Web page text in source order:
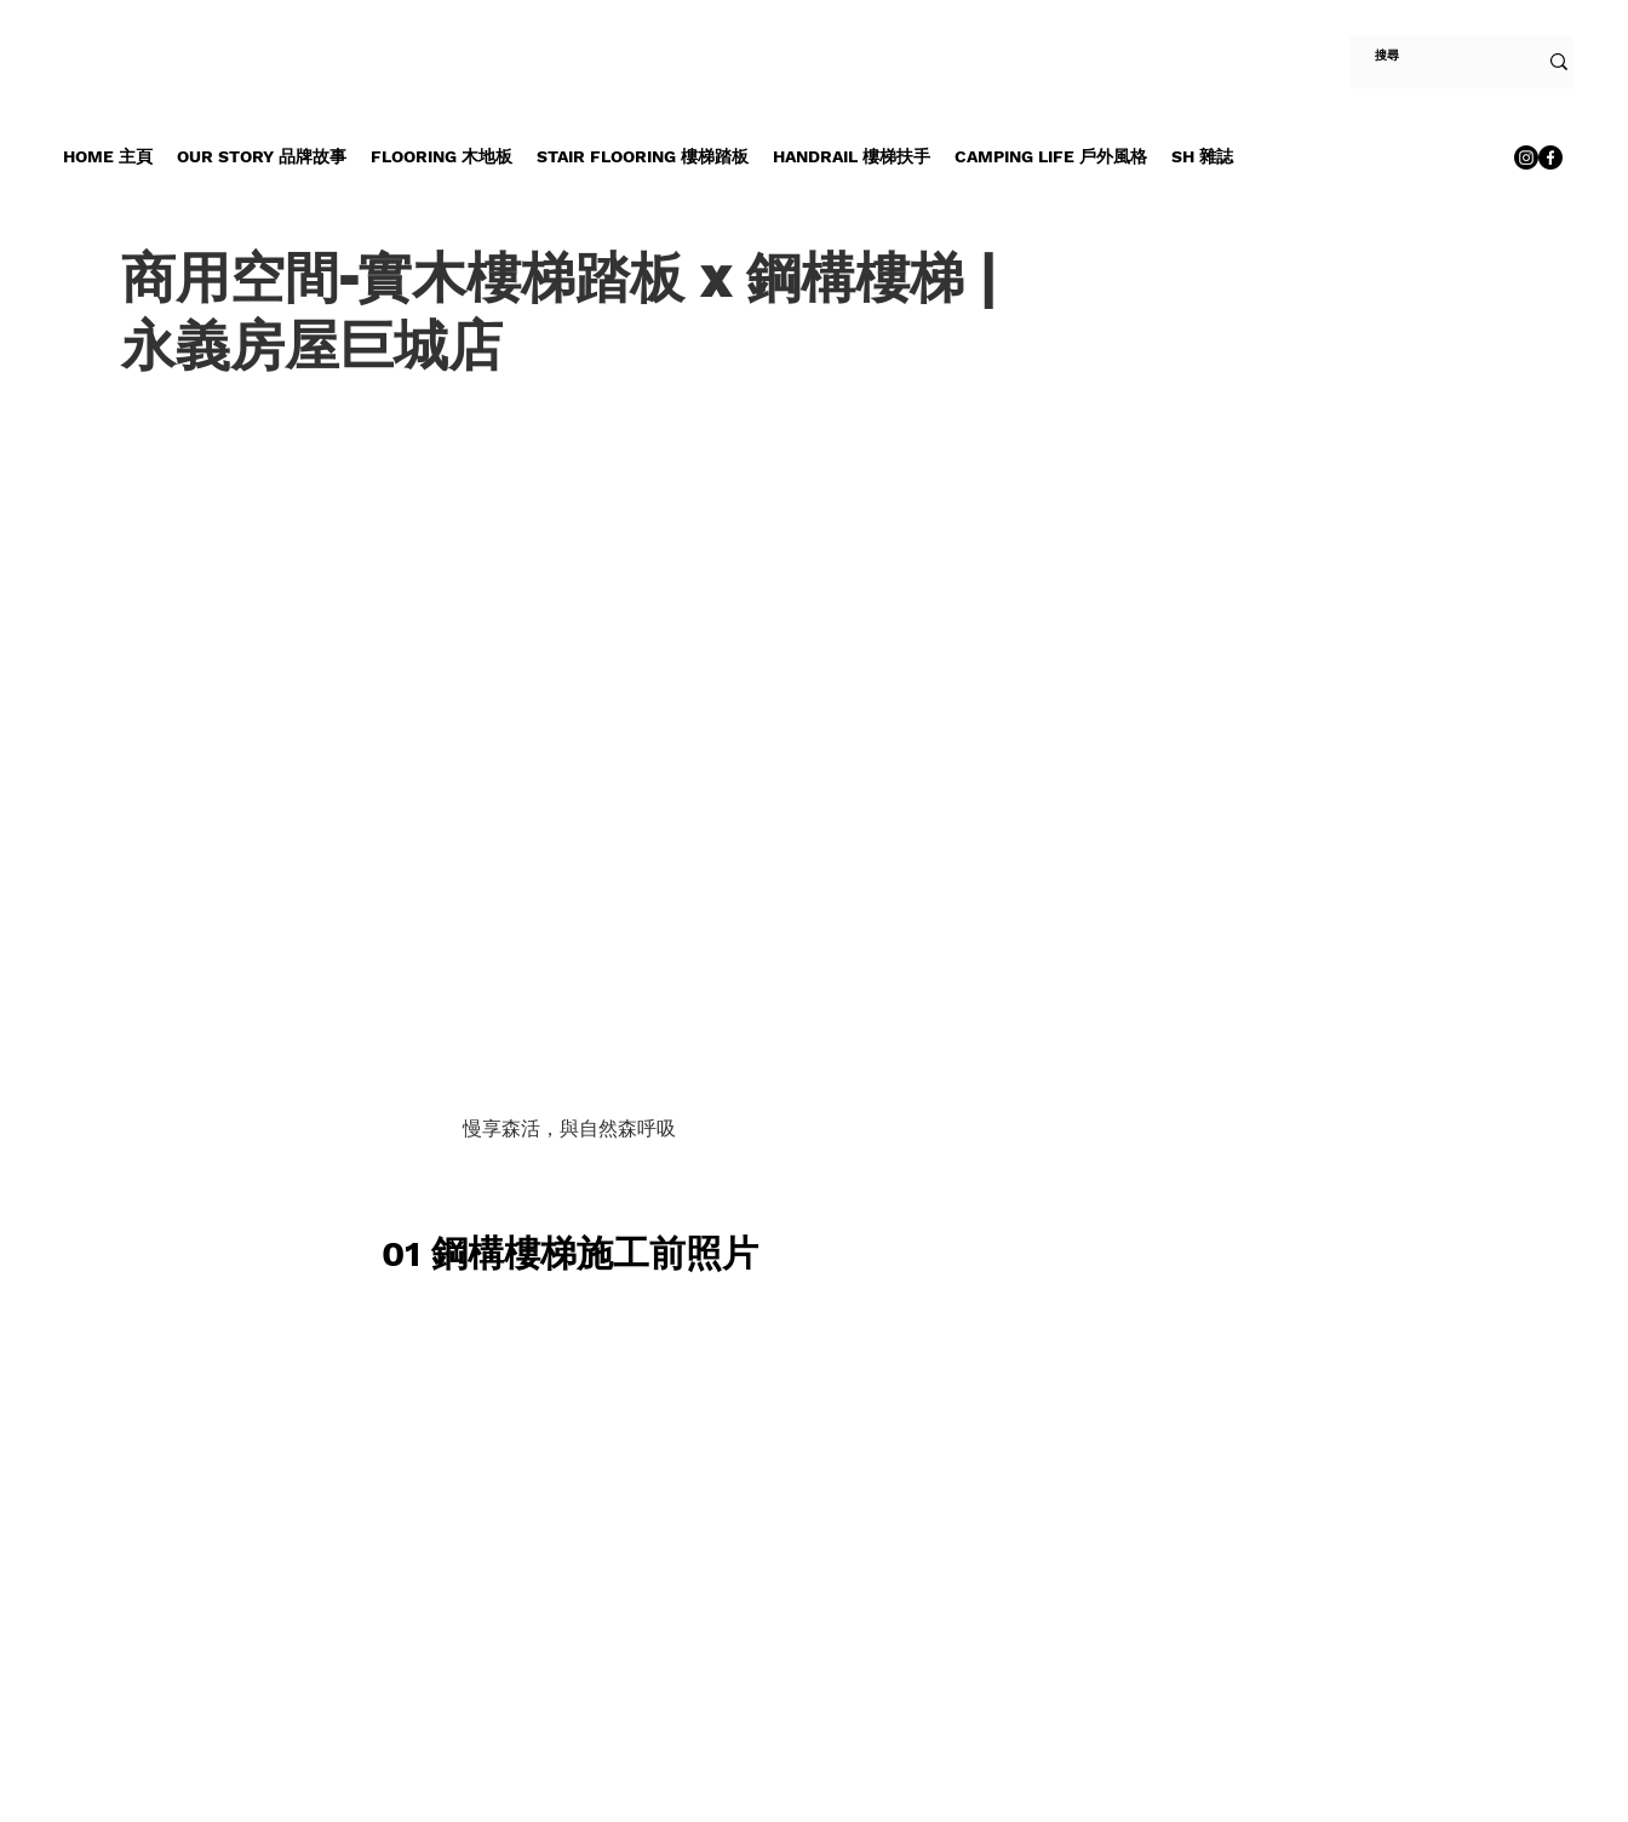
HOME 主頁 OUR STORY 品牌故事 FLOORING 木地板 STAIR FLOORING 樓梯踏板 HANDRAIL 樓梯扶手 CAMPING LIFE 戶外風格 SH 雜誌
商用空間-實木樓梯踏板 x 鋼構樓梯 |
永義房屋巨城店
慢享森活，與自然森呼吸
01 鋼構樓梯施工前照片